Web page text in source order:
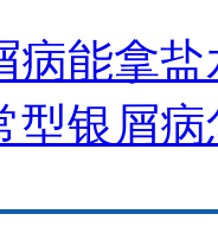
病能拿
型银屑